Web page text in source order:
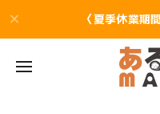
〈夏季休業期